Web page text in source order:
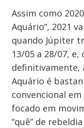
Assim como
Aquário”, 2021
quando Júpiter
13/05 a 28/07,
definitivamente,
Aquário é
convencional
focado em
“quê” de